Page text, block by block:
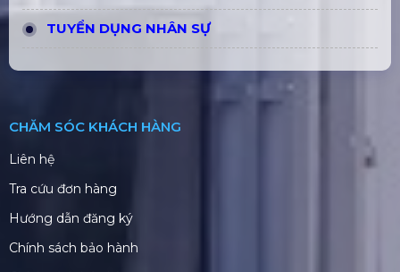
TUYỂN DỤNG NHÂN SỰ
CHĂM SÓC KHÁCH HÀNG
Liên hệ
Tra cứu đơn hàng
Hướng dẫn đăng ký
Chính sách bảo hành